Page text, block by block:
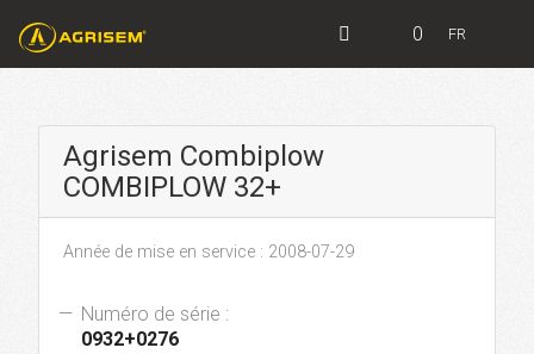
0 FR
Agrisem Combiplow
COMBIPLOW 32+
Année de mise en service : 2008-07-29
Numéro de série :
0932+0276